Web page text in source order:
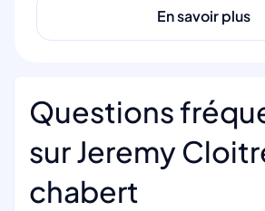
En savoir plus
Questions
sur Jeremy
chabert